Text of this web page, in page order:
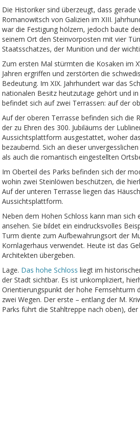
Die Historiker sind überzeugt, dass
Romanowitsch von Galizien im XIII.
war die Festigung hölzern, jedoch baute
seinem Ort den Steinvorposten mit vier
Staatsschatzes, der Munition und der
Zum ersten Mal stürmten die Kosaken im
Jahren ergriffen und zerstörten die
Bedeutung. Im XIX. Jahrhundert war das
nationalen Besitz heutzutage gehört und
befindet sich auf zwei Terrassen: auf der
Auf der oberen Terrasse befinden sich die
der zu Ehren des 300. Jubiläums der
Aussichtsplattform ausgestattet, woher
bezaubernd. Sich an dieser
als auch die romantisch eingestellten
Im Oberteil des Parks befinden sich der
wohin zwei Steinlöwen beschützen, die
Auf der unteren Terrasse liegen das
Aussichtsplattform.
Neben dem Hohen Schloss kann man
ansehen. Sie bildet ein eindrucksvolles
Turm diente zum Aufbewahrungsort der
Kornlagerhaus verwendet. Heute ist das
Architekten übergeben.
Lage. Das hohe Schloss liegt im
der Stadt sichtbar. Es ist unkompliziert,
Orientierungspunkt der hohe Fernsehturm
zwei Wegen. Der erste – entlang der M.
Parks führt die Stahltreppe nach oben),